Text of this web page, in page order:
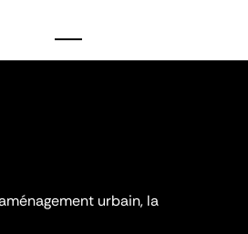
urbain, la